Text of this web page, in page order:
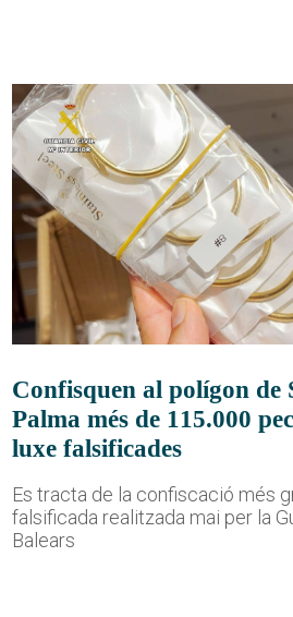
Confisquen al polígon de
Palma més de 115.000
luxe falsificades
Es tracta de la confiscació més
falsificada realitzada mai per la
Balears